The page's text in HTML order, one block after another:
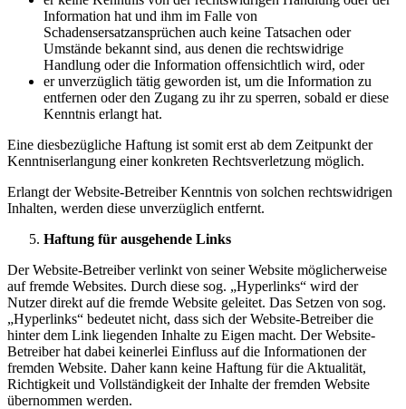
Information hat und ihm im Falle von
Schadensersatzansprüchen auch keine Tatsachen oder
Umstände bekannt sind, aus denen die rechtswidrige
Handlung oder die Information offensichtlich wird, oder
er unverzüglich tätig geworden ist, um die Information zu
entfernen oder den Zugang zu ihr zu sperren, sobald er diese
Kenntnis erlangt hat.
Eine diesbezügliche Haftung ist somit erst ab dem Zeitpunkt der
Kenntniserlangung einer konkreten Rechtsverletzung möglich.
Erlangt der Website-Betreiber Kenntnis von solchen rechtswidrigen
Inhalten, werden diese unverzüglich entfernt.
Haftung für ausgehende Links
Der Website-Betreiber verlinkt von seiner Website möglicherweise
auf fremde Websites. Durch diese sog. „Hyperlinks“ wird der
Nutzer direkt auf die fremde Website geleitet. Das Setzen von sog.
„Hyperlinks“ bedeutet nicht, dass sich der Website-Betreiber die
hinter dem Link liegenden Inhalte zu Eigen macht. Der Website-
Betreiber hat dabei keinerlei Einfluss auf die Informationen der
fremden Website. Daher kann keine Haftung für die Aktualität,
Richtigkeit und Vollständigkeit der Inhalte der fremden Website
übernommen werden.